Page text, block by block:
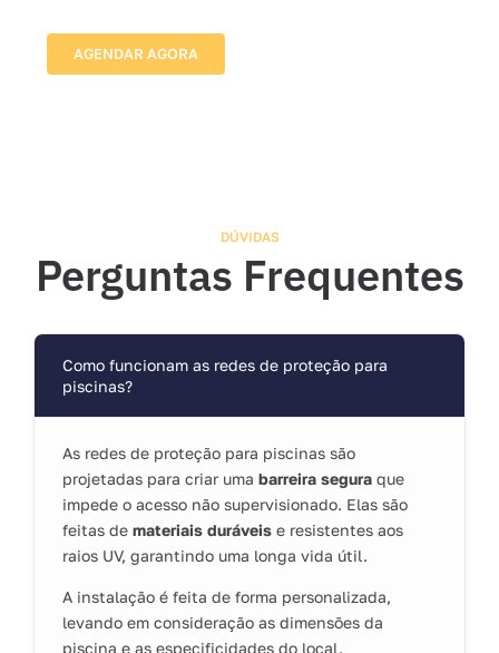
AGENDAR AGORA
DÚVIDAS
Perguntas Frequentes
Como funcionam as redes de proteção para
piscinas?
As redes de proteção para piscinas são
projetadas para criar uma barreira segura que
impede o acesso não supervisionado. Elas são
feitas de materiais duráveis e resistentes aos
raios UV, garantindo uma longa vida útil.
A instalação é feita de forma personalizada,
levando em consideração as dimensões da
piscina e as especificidades do local.